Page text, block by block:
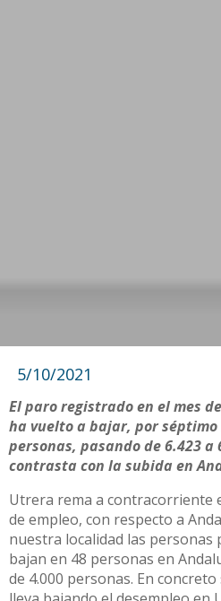
5/10/2021
El paro registrado en el mes
ha vuelto a bajar, por séptimo
personas, pasando de 6.423 a
contrasta con la subida en
Utrera rema a contracorriente
de empleo, con respecto a
nuestra localidad las personas
bajan en 48 personas en
de 4.000 personas. En